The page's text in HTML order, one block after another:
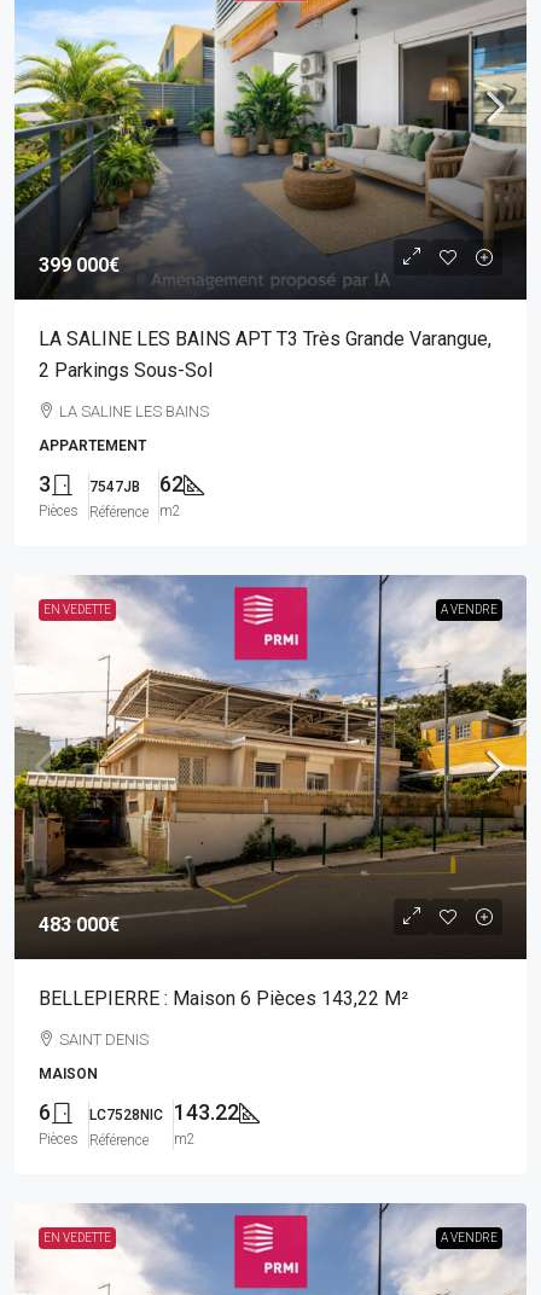
399 000€
LA SALINE LES BAINS APT T3 Très Grande Varangue,
2 Parkings Sous-Sol
LA SALINE LES BAINS
APPARTEMENT
3
Pièces
7547JB
Référence
62
m2
EN VEDETTE A VENDRE
483 000€
BELLEPIERRE : Maison 6 Pièces 143,22 M²
SAINT DENIS
MAISON
6
Pièces
LC7528NIC
Référence
143.22
m2
EN VEDETTE A VENDRE